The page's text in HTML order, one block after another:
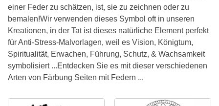
einer Feder zu schätzen, ist, sie zu zeichnen oder zu
bemalen!Wir verwenden dieses Symbol oft in unseren
Kreationen, in der Tat ist dieses natürliche Element perfekt
für Anti-Stress-Malvorlagen, weil es Vision, Königtum,
Spiritualität, Erwachen, Führung, Schutz, & Wachsamkeit
symbolisiert ...Entdecken Sie es mit dieser verschiedenen
Arten von Färbung Seiten mit Federn ...